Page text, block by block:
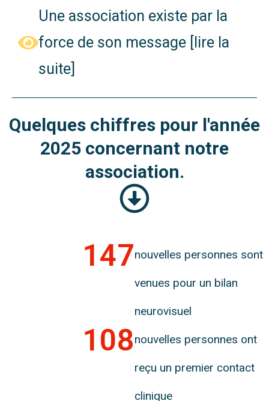
Une association existe par la
force de son message [lire la
suite]
Quelques chiffres pour l'année
2025 concernant notre
association.
nouvelles personnes sont
venues pour un bilan
neurovisuel
147
nouvelles personnes ont
reçu un premier contact
clinique
108